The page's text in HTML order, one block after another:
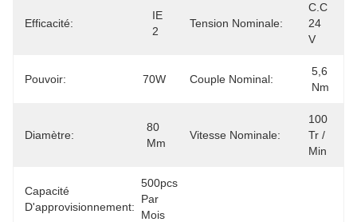
Efficacité:
IE
2
Tension Nominale:
C.C
24
V
Pouvoir: 70W Couple Nominal:
5,6
Nm
Diamètre:
80
Mm
Vitesse Nominale:
100
Tr /
Min
Capacité
D'approvisionnement:
500pcs
Par
Mois